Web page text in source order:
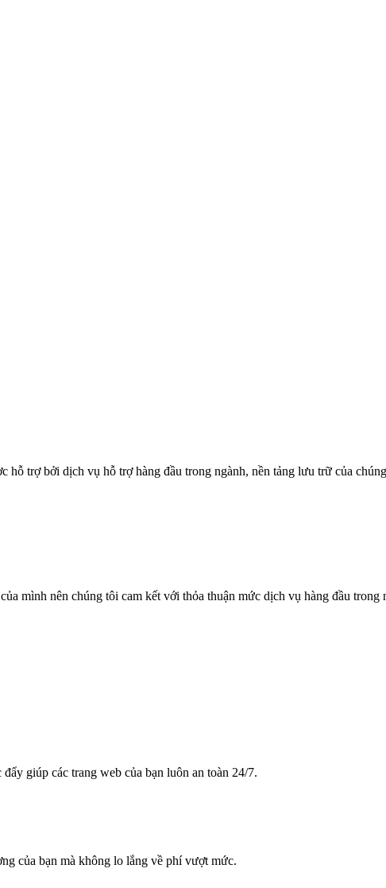
hỗ trợ bởi dịch vụ hỗ trợ hàng đầu trong ngành, nền tảng lưu trữ của
mình nên chúng tôi cam kết với thỏa thuận mức dịch vụ hàng đầu trong
giúp các trang web của bạn luôn an toàn 24/7.
của bạn mà không lo lắng về phí vượt mức.